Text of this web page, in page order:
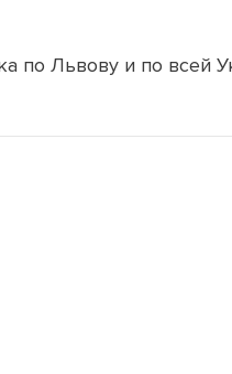
по Львову и по всей